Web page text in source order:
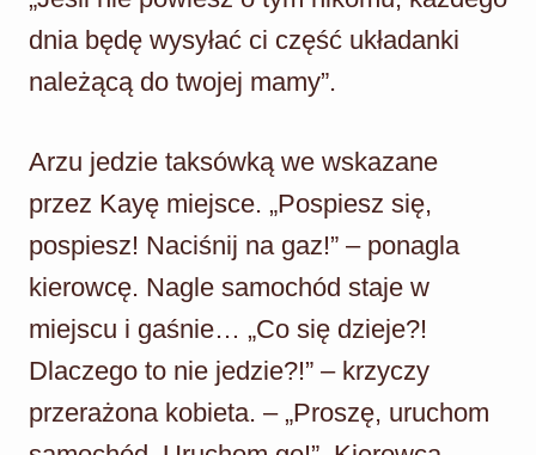
dnia będę wysyłać ci część układanki
należącą do twojej mamy”.
Arzu jedzie taksówką we wskazane
przez Kayę miejsce. „Pospiesz się,
pospiesz! Naciśnij na gaz!” – ponagla
kierowcę. Nagle samochód staje w
miejscu i gaśnie… „Co się dzieje?!
Dlaczego to nie jedzie?!” – krzyczy
przerażona kobieta. – „Proszę, uruchom